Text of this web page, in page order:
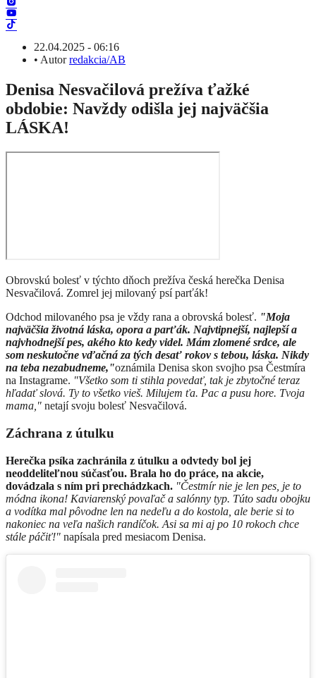
22.04.2025 - 06:16
• Autorredakcia/AB
Denisa Nesvačilová prežíva ťažké
obdobie: Navždy odišla jej najväčšia
LÁSKA!
Obrovskú bolesť v týchto dňoch prežíva česká herečka Denisa
Nesvačilová. Zomrel jej milovaný psí parťák!
Odchod milovaného psa je vždy rana a obrovská bolesť. "Moja
najväčšia životná láska, opora a parťák. Najvtipnejší, najlepší a
najvhodnejší pes, akého kto kedy videl. Mám zlomené srdce, ale
som neskutočne vďačná za tých desať rokov s tebou, láska. Nikdy
na teba nezabudneme,"oznámila Denisa skon svojho psa Čestmíra
na Instagrame. "Všetko som ti stihla povedať, tak je zbytočné teraz
hľadať slová. Ty to všetko vieš. Milujem ťa. Pac a pusu hore. Tvoja
mama," netají svoju bolesť Nesvačilová.
Záchrana z útulku
Herečka psíka zachránila z útulku a odvtedy bol jej
neoddeliteľnou súčasťou. Brala ho do práce, na akcie,
dovádzala s ním pri prechádzkach. "Čestmír nie je len pes, je to
módna ikona! Kaviarenský povaľač a salónny typ. Túto sadu obojku
a vodítka mal pôvodne len na nedeľu a do kostola, ale berie si to
nakoniec na veľa našich randíčok. Asi sa mi aj po 10 rokoch chce
stále páčiť!" napísala pred mesiacom Denisa.